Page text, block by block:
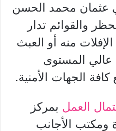
عثمان محمد الحسن
والقوائم تدار
منه أو العبث
عالي المستوى
الجهات الأمنية.
العمل بمركز
ومكتب الأجانب